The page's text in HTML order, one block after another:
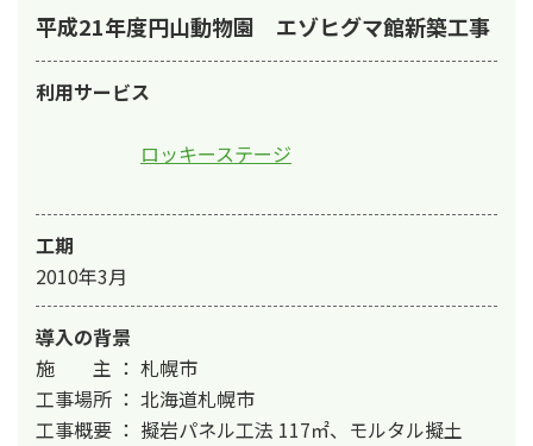
平成21年度円山動物園 エゾヒグマ館新築工事
利用サービス
ロッキーステージ
工期
2010年3月
導入の背景
施　　主 ： 札幌市
工事場所 ： 北海道札幌市
工事概要 ： 擬岩パネル工法 117㎡、モルタル擬土